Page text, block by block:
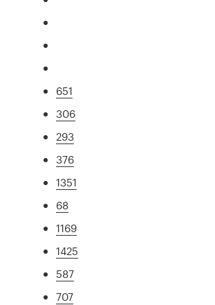
651
306
293
376
1351
68
1169
1425
587
707